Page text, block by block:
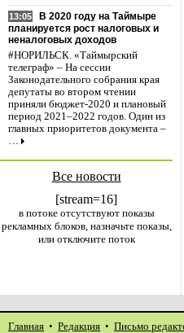
13:05
В 2020 году на Таймыре
планируется рост налоговых и
неналоговых доходов
#НОРИЛЬСК. «Таймырский
телеграф» – На сессии
Законодательного собрания края
депутаты во втором чтении
приняли бюджет-2020 и плановый
период 2021–2022 годов. Один из
главных приоритетов документа –
…
Все новости
[stream=16]
в потоке отсутствуют показы
рекламных блоков, назначьте показы,
или отключите поток
Главная • Редакция • Письмо